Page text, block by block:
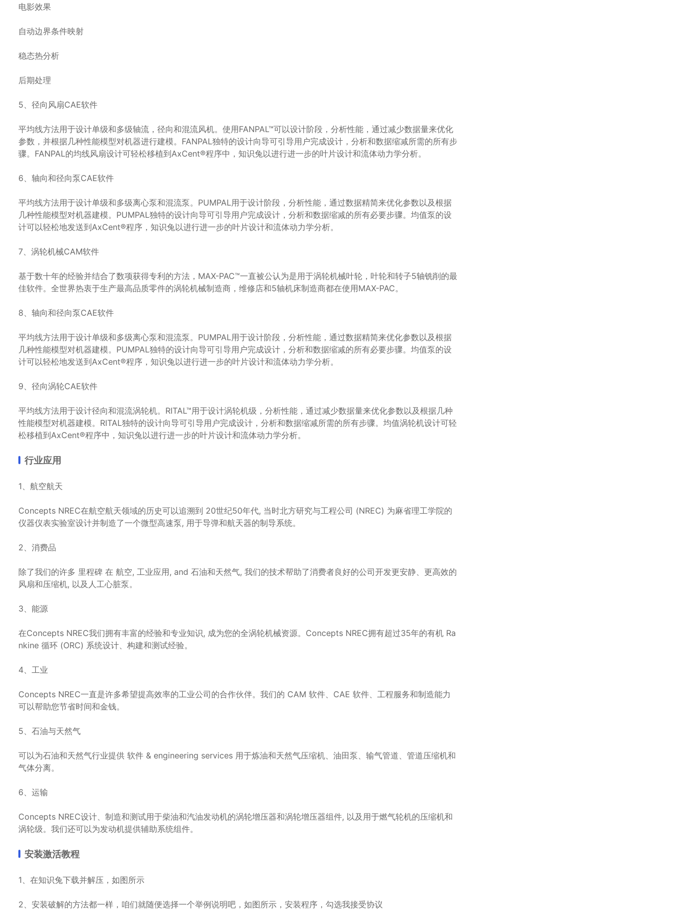
电影效果
自动边界条件映射
稳态热分析
后期处理
5、径向风扇CAE软件
平均线方法用于设计单级和多级轴流，径向和混流风机。使用FANPAL™可以设计阶段，分析性能，通过减少数据量来优化
参数，并根据几种性能模型对机器进行建模。FANPAL独特的设计向导可引导用户完成设计，分析和数据缩减所需的所有步
骤。FANPAL的均线风扇设计可轻松移植到AxCent®程序中，知识兔以进行进一步的叶片设计和流体动力学分析。
6、轴向和径向泵CAE软件
平均线方法用于设计单级和多级离心泵和混流泵。PUMPAL用于设计阶段，分析性能，通过数据精简来优化参数以及根据
几种性能模型对机器建模。PUMPAL独特的设计向导可引导用户完成设计，分析和数据缩减的所有必要步骤。均值泵的设
计可以轻松地发送到AxCent®程序，知识兔以进行进一步的叶片设计和流体动力学分析。
7、涡轮机械CAM软件
基于数十年的经验并结合了数项获得专利的方法，MAX-PAC™一直被公认为是用于涡轮机械叶轮，叶轮和转子5轴铣削的最
佳软件。全世界热衷于生产最高品质零件的涡轮机械制造商，维修店和5轴机床制造商都在使用MAX-PAC。
8、轴向和径向泵CAE软件
平均线方法用于设计单级和多级离心泵和混流泵。PUMPAL用于设计阶段，分析性能，通过数据精简来优化参数以及根据
几种性能模型对机器建模。PUMPAL独特的设计向导可引导用户完成设计，分析和数据缩减的所有必要步骤。均值泵的设
计可以轻松地发送到AxCent®程序，知识兔以进行进一步的叶片设计和流体动力学分析。
9、径向涡轮CAE软件
平均线方法用于设计径向和混流涡轮机。RITAL™用于设计涡轮机级，分析性能，通过减少数据量来优化参数以及根据几种
性能模型对机器建模。RITAL独特的设计向导可引导用户完成设计，分析和数据缩减所需的所有步骤。均值涡轮机设计可轻
松移植到AxCent®程序中，知识兔以进行进一步的叶片设计和流体动力学分析。
行业应用
1、航空航天
Concepts NREC在航空航天领域的历史可以追溯到 20世纪50年代, 当时北方研究与工程公司 (NREC) 为麻省理工学院的
仪器仪表实验室设计并制造了一个微型高速泵, 用于导弹和航天器的制导系统。
2、消费品
除了我们的许多 里程碑 在 航空, 工业应用, and 石油和天然气, 我们的技术帮助了消费者良好的公司开发更安静、更高效的
风扇和压缩机, 以及人工心脏泵。
3、能源
在Concepts NREC我们拥有丰富的经验和专业知识, 成为您的全涡轮机械资源。Concepts NREC拥有超过35年的有机 Ra
nkine 循环 (ORC) 系统设计、构建和测试经验。
4、工业
Concepts NREC一直是许多希望提高效率的工业公司的合作伙伴。我们的 CAM 软件、CAE 软件、工程服务和制造能力
可以帮助您节省时间和金钱。
5、石油与天然气
可以为石油和天然气行业提供 软件 & engineering services 用于炼油和天然气压缩机、油田泵、输气管道、管道压缩机和
气体分离。
6、运输
Concepts NREC设计、制造和测试用于柴油和汽油发动机的涡轮增压器和涡轮增压器组件, 以及用于燃气轮机的压缩机和
涡轮级。我们还可以为发动机提供辅助系统组件。
安装激活教程
1、在知识兔下载并解压，如图所示
2、安装破解的方法都一样，咱们就随便选择一个举例说明吧，如图所示，安装程序，勾选我接受协议